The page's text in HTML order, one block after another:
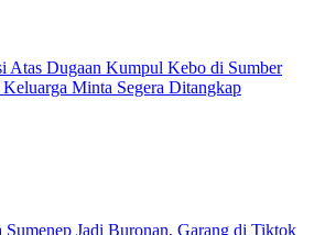
Atas Dugaan Kumpul Kebo di Sumber
Minta Segera Ditangkap
Sumenep Jadi Buronan, Garang di Tiktok